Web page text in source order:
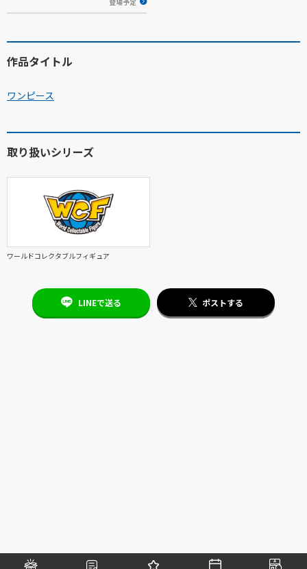
作品タイトル
ワンピース
取り扱いシリーズ
ワールドコレクタブルフィギュア
LINEで送る ポストする